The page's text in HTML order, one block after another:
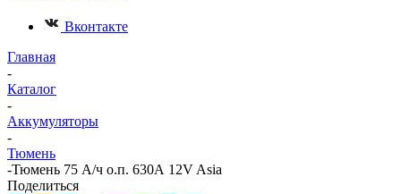
Вконтакте
Главная
-
Каталог
-
Аккумуляторы
-
Тюмень
-Тюмень 75 А/ч о.п. 630А 12V Asia
Поделиться